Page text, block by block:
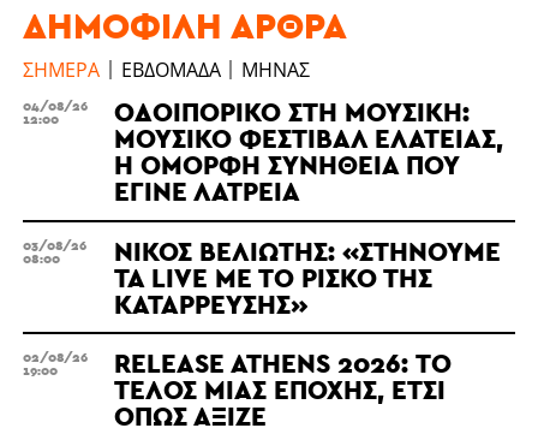
ΔΗΜΟΦΙΛΉ ΆΡΘΡΑ
ΣΉΜΕΡΑ ΕΒΔΟΜΆΔΑ ΜΉΝΑΣ
ΟΔΟΙΠΟΡΙΚΌ ΣΤΗ ΜΟΥΣΙΚΉ:
ΜΟΥΣΙΚΌ ΦΕΣΤΙΒΆΛ ΕΛΆΤΕΙΑΣ,
Η ΌΜΟΡΦΗ ΣΥΝΉΘΕΙΑ ΠΟΥ
ΈΓΙΝΕ ΛΑΤΡΕΊΑ
04/08/26
12:00
ΝΊΚΟΣ ΒΕΛΙΏΤΗΣ: «ΣΤΉΝΟΥΜΕ
ΤΑ LIVE ΜΕ ΤΟ ΡΊΣΚΟ ΤΗΣ
ΚΑΤΆΡΡΕΥΣΗΣ»
03/08/26
08:00
RELEASE ATHENS 2026: ΤΟ
ΤΈΛΟΣ ΜΙΑΣ ΕΠΟΧΉΣ, ΈΤΣΙ
ΌΠΩΣ ΆΞΙΖΕ
02/08/26
19:00